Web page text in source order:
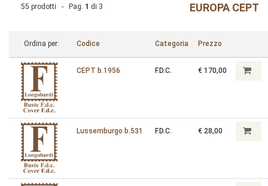
EUROPA CEPT
55 prodotti - Pag. 1 di 3
Ordina per: Codice Categoria Prezzo
CEPT b.1956 F.D.C. € 170,00
Lussemburgo b.531 F.D.C. € 28,00